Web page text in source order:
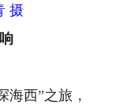
摄
西”之旅，